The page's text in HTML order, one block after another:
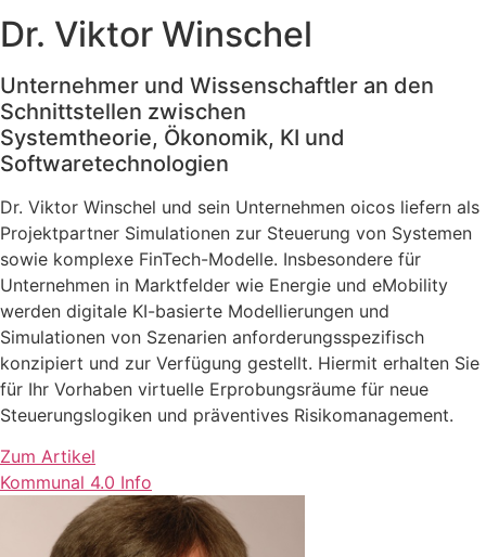
Dr. Viktor Winschel
Unternehmer und Wissenschaftler an den
Schnittstellen zwischen
Systemtheorie, Ökonomik, KI und
Softwaretechnologien
Dr. Viktor Winschel und sein Unternehmen oicos liefern als
Projektpartner Simulationen zur Steuerung von Systemen
sowie komplexe FinTech-Modelle. Insbesondere für
Unternehmen in Marktfelder wie Energie und eMobility
werden digitale KI-basierte Modellierungen und
Simulationen von Szenarien anforderungsspezifisch
konzipiert und zur Verfügung gestellt. Hiermit erhalten Sie
für Ihr Vorhaben virtuelle Erprobungsräume für neue
Steuerungslogiken und präventives Risikomanagement.
Zum Artikel
Kommunal 4.0 Info